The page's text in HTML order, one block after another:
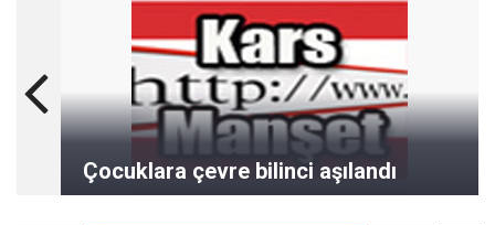
Çocuklara çevre bilinci aşılandı